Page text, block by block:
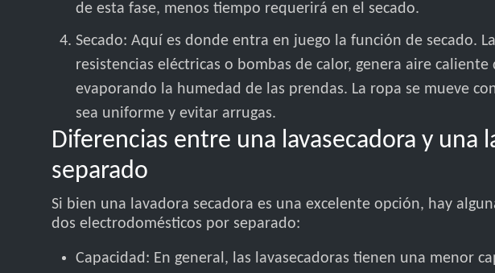
de esta fase, menos tiempo requerirá en el secado.
Secado: Aquí es donde entra en juego la función de secado.
resistencias eléctricas o bombas de calor, genera aire
evaporando la humedad de las prendas. La ropa se mueve
sea uniforme y evitar arrugas.
Diferencias entre una lavasecadora y una
separado
Si bien una lavadora secadora es una excelente opción, hay
dos electrodomésticos por separado:
Capacidad: En general, las lavasecadoras tienen una menor